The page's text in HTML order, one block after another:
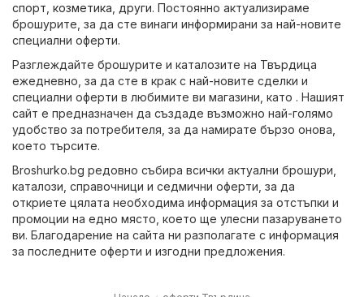
спорт козметика други. Постоянно актуализираме
брошурите, за да сте винаги информирани за най-новите
специални оферти.
Разглеждайте брошурите и каталозите на Твърдица
ежедневно, за да сте в крак с най-новите сделки и
специални оферти в любимите ви магазини, като . Нашият
сайт е предназначен да създаде възможно най-голямо
удобство за потребителя, за да намирате бързо онова,
което търсите.
Broshurko.bg редовно събира всички актуални брошури,
каталози, справочници и седмични оферти, за да
откриете цялата необходима информация за отстъпки и
промоции на едно място, което ще улесни пазаруването
ви. Благодарение на сайта ни разполагате с информация
за последните оферти и изгодни предложения.